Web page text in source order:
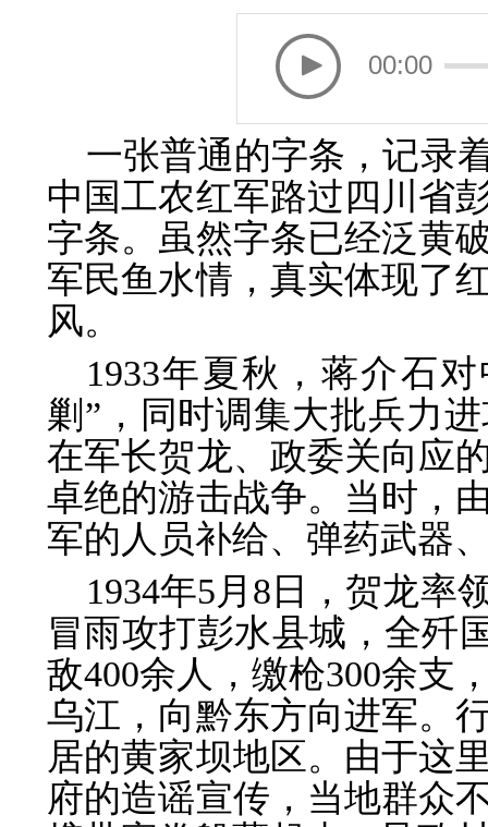
00:00
一张普通的字条，记录
中国工农红军路过四川省
字条。虽然字条已经泛黄
军民鱼水情，真实体现了
风。
1933年夏秋，蒋介石
剿”，同时调集大批兵力
在军长贺龙、政委关向应
卓绝的游击战争。当时，
军的人员补给、弹药武器
1934年5月8日，贺龙率
冒雨攻打彭水县城，全歼
敌400余人，缴枪300余支
乌江，向黔东方向进军。
居的黄家坝地区。由于这
府的造谣宣传，当地群众